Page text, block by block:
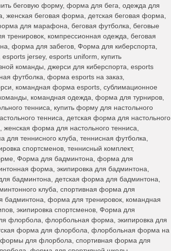
беговую форму, форма для бега, одежда для
женская беговая форма, детская беговая форма,
для марафона, беговая футболка, беговые
тренировок, компрессионная одежда, беговая
форма для забегов, Форма для киберспорта,
jersey, esports uniform, купить
команды, джерси для киберспорта, esports
футболка, форма esports на заказ,
командная форма esports, сублимационное
командная одежда, форма для турниров,
тенниса, купить форму для настольного
тенниса, детская форма для настольного
форма для настольного тенниса,
теннисного клуба, теннисная футболка,
спортсменов, теннисный комплект,
Форма для бадминтона, форма для
форма, экипировка для бадминтона,
бадминтона, детская форма для бадминтона,
клуба, спортивная форма для
форма для тренировок, командная
экипировка спортсменов, Форма для
флорбола, флорбольная форма, экипировка для
форма для флорбола, флорбольная форма на
для флорбола, спортивная форма для